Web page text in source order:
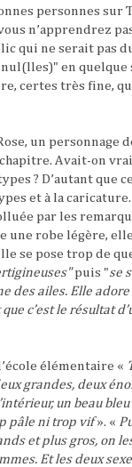
personnes sur
n’apprendrez
qui ne serait pas
en quelque
certes très fine,
un personnage
Avait-on
? D’autant que
et à la caricature.
par les
robe légère,
se pose trop de
puis "se
des ailes. Elle
c’est le résultat
élémentaire «
grandes, deux
un beau
pâle ni trop vif». «
et plus gros, on
Et les deux